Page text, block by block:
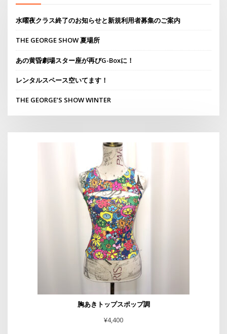
水曜夜クラス終了のお知らせと新規利用者募集のご案内
THE GEORGE SHOW 夏場所
あの黄昏劇場スター座が再びG-Boxに！
レンタルスペース空いてます！
THE GEORGE’S SHOW WINTER
胸あきトップスポップ調
¥4,400